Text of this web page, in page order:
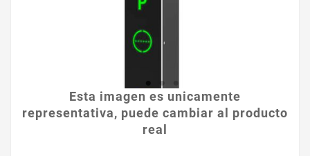
Esta imagen es unicamente
representativa, puede cambiar al producto
real